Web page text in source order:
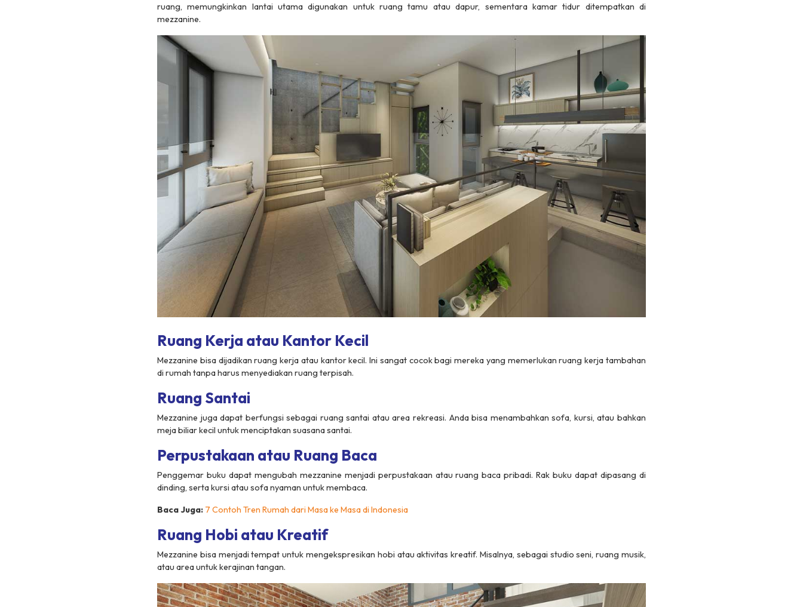
ruang, memungkinkan lantai utama digunakan untuk ruang tamu atau dapur, sementara kamar tidur ditempatkan di
mezzanine.
Ruang Kerja atau Kantor Kecil
Mezzanine bisa dijadikan ruang kerja atau kantor kecil. Ini sangat cocok bagi mereka yang memerlukan ruang kerja tambahan
di rumah tanpa harus menyediakan ruang terpisah.
Ruang Santai
Mezzanine juga dapat berfungsi sebagai ruang santai atau area rekreasi. Anda bisa menambahkan sofa, kursi, atau bahkan
meja biliar kecil untuk menciptakan suasana santai.
Perpustakaan atau Ruang Baca
Penggemar buku dapat mengubah mezzanine menjadi perpustakaan atau ruang baca pribadi. Rak buku dapat dipasang di
dinding, serta kursi atau sofa nyaman untuk membaca.
Baca Juga: 7 Contoh Tren Rumah dari Masa ke Masa di Indonesia
Ruang Hobi atau Kreatif
Mezzanine bisa menjadi tempat untuk mengekspresikan hobi atau aktivitas kreatif. Misalnya, sebagai studio seni, ruang musik,
atau area untuk kerajinan tangan.